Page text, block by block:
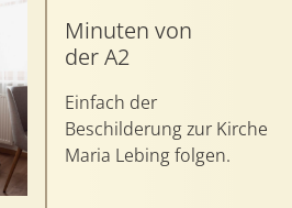
Minuten von
der A2
Einfach der
Beschilderung zur Kirche
Maria Lebing folgen.